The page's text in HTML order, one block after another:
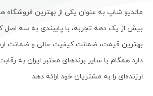
مالدیو شاپ به عنوان یکی از بهترین فروشگاه
بیش از یک دهه تجربه، با پایبندی به سه
بهترین قیمت، ضمانت کیفیت عالی و ضمانت
دارد همگام با سایر برندهای معتبر ایران به
ارزنده‌ای را به مشتریان خود ارائه دهد.